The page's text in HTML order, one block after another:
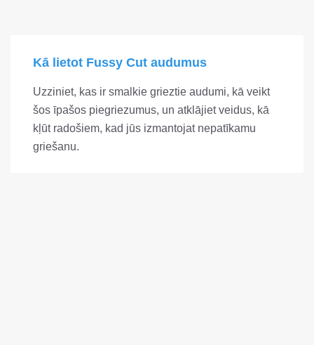
Kā lietot Fussy Cut audumus
Uzziniet, kas ir smalkie grieztie audumi, kā veikt
šos īpašos piegriezumus, un atklājiet veidus, kā
kļūt radošiem, kad jūs izmantojat nepatīkamu
griešanu.